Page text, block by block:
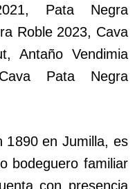
Pata Negra
Roble 2023, Cava
Antaño Vendimia
Pata Negra
1890 en Jumilla, es
bodeguero familiar
con presencia